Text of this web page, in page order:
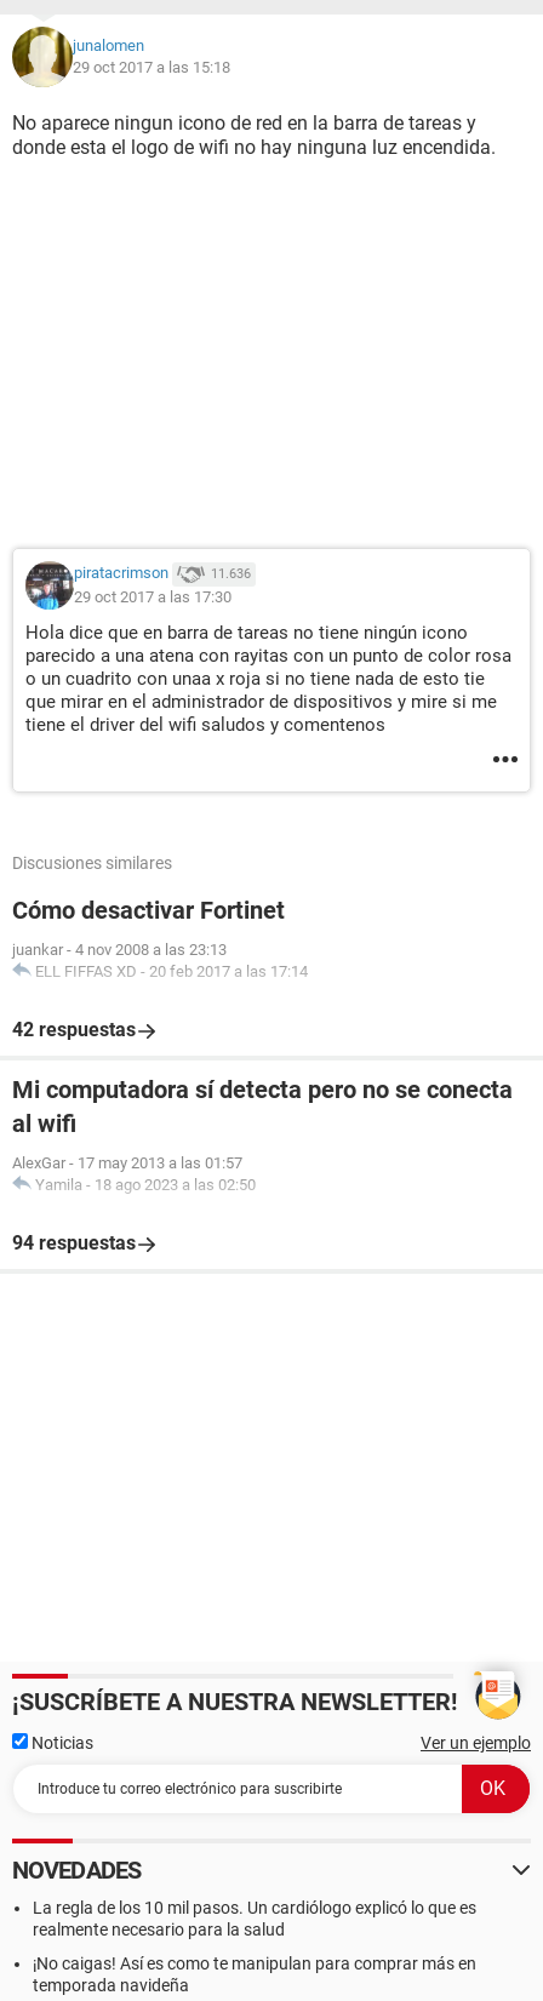
junalomen
29 oct 2017 a las 15:18
No aparece ningun icono de red en la barra de tareas y
donde esta el logo de wifi no hay ninguna luz encendida.
piratacrimson 11.636
29 oct 2017 a las 17:30
Hola dice que en barra de tareas no tiene ningún icono
parecido a una atena con rayitas con un punto de color rosa
o un cuadrito con unaa x roja si no tiene nada de esto tie
que mirar en el administrador de dispositivos y mire si me
tiene el driver del wifi saludos y comentenos
Discusiones similares
Cómo desactivar Fortinet
juankar - 4 nov 2008 a las 23:13
ELL FIFFAS XD - 20 feb 2017 a las 17:14
42 respuestas
Mi computadora sí detecta pero no se conecta
al wifi
AlexGar - 17 may 2013 a las 01:57
Yamila - 18 ago 2023 a las 02:50
94 respuestas
¡SUSCRÍBETE A NUESTRA NEWSLETTER!
Noticias Ver un ejemplo
NOVEDADES
La regla de los 10 mil pasos. Un cardiólogo explicó lo que es
realmente necesario para la salud
¡No caigas! Así es como te manipulan para comprar más en
temporada navideña